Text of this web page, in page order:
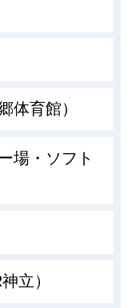
体育館）
場・ソフト
立）